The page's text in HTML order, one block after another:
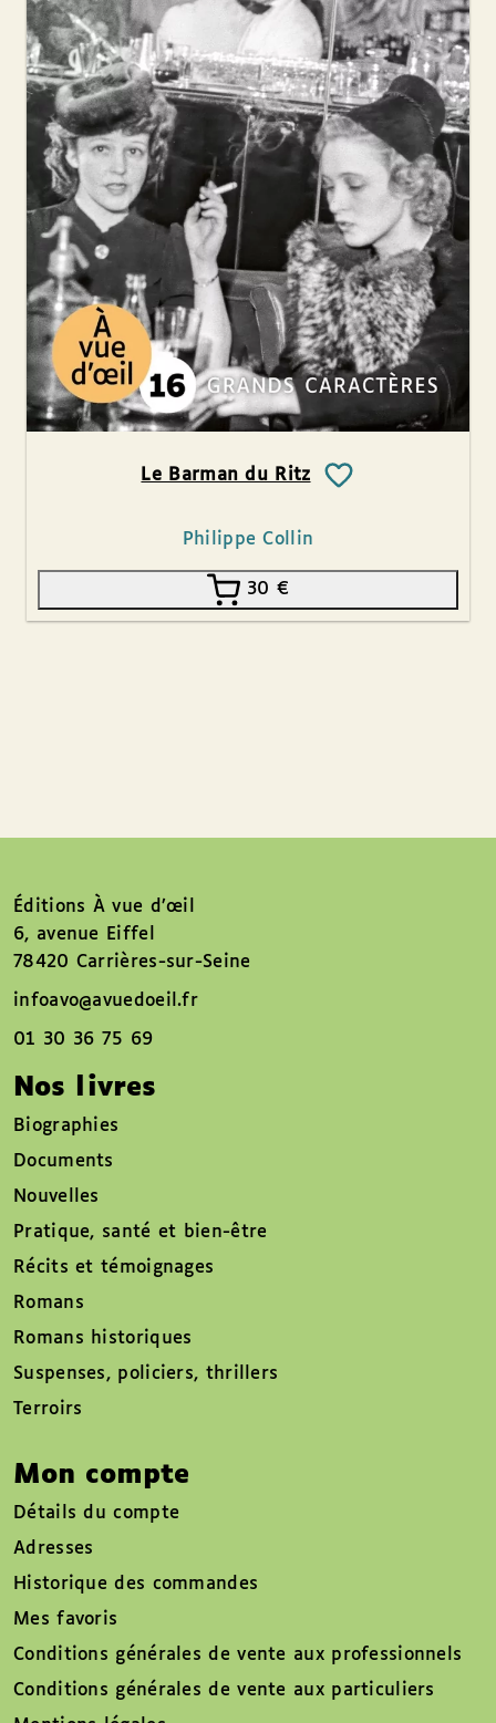
Le Barman du Ritz
Philippe Collin
30 €
Éditions À vue d’œil
6, avenue Eiffel
78420 Carrières-sur-Seine
infoavo@avuedoeil.fr
01 30 36 75 69
Nos livres
Biographies
Documents
Nouvelles
Pratique, santé et bien-être
Récits et témoignages
Romans
Romans historiques
Suspenses, policiers, thrillers
Terroirs
Mon compte
Détails du compte
Adresses
Historique des commandes
Mes favoris
Conditions générales de vente aux professionnels
Conditions générales de vente aux particuliers